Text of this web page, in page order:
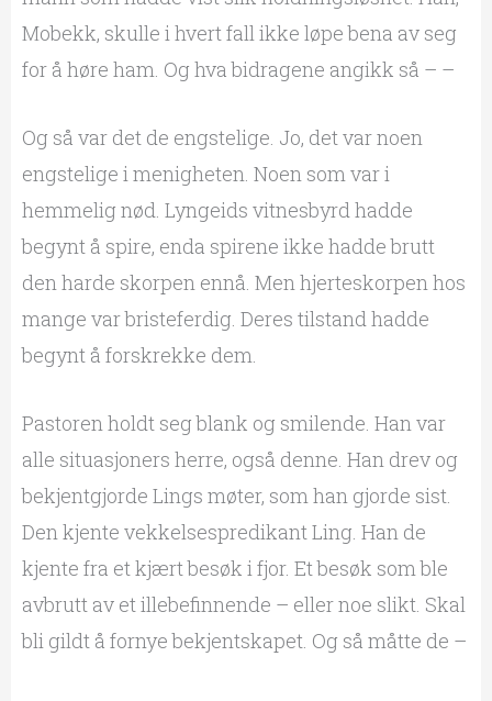
Mobekk, skulle i hvert fall ikke løpe bena av seg
for å høre ham. Og hva bidragene angikk så – –
Og så var det de engstelige. Jo, det var noen
engstelige i menigheten. Noen som var i
hemmelig nød. Lyngeids vitnesbyrd hadde
begynt å spire, enda spirene ikke hadde brutt
den harde skorpen ennå. Men hjerteskorpen hos
mange var bristeferdig. Deres tilstand hadde
begynt å forskrekke dem.
Pastoren holdt seg blank og smilende. Han var
alle situasjoners herre, også denne. Han drev og
bekjentgjorde Lings møter, som han gjorde sist.
Den kjente vekkelsespredikant Ling. Han de
kjente fra et kjært besøk i fjor. Et besøk som ble
avbrutt av et illebefinnende – eller noe slikt. Skal
bli gildt å fornye bekjentskapet. Og så måtte de –